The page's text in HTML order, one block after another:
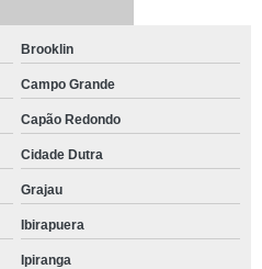
Brooklin
Campo Grande
Capão Redondo
Cidade Dutra
Grajau
Ibirapuera
Ipiranga